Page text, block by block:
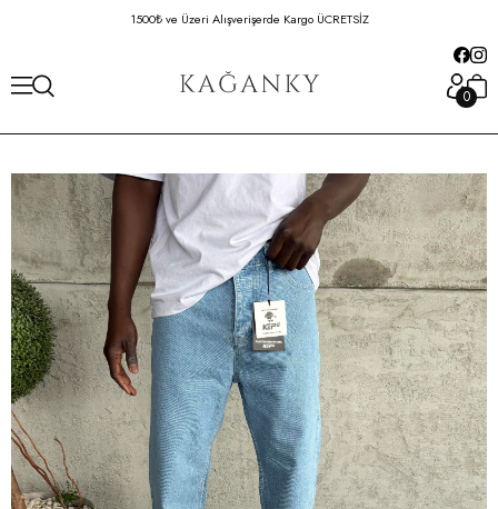
1500₺ ve Üzeri Alışverişerde Kargo ÜCRETSİZ
0